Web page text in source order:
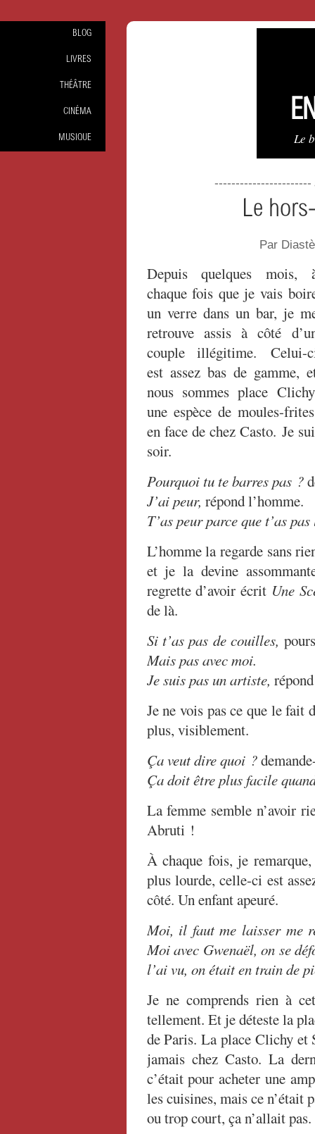
Le
-----------------------
Le
Par
Depuis quelques mois,
chaque fois que je vais
un verre dans un bar, je
retrouve assis à côté
couple illégitime. Celui-
est assez bas de gamme,
nous sommes place
une espèce de moules-
en face de chez Casto. Je
soir.
Pourquoi tu te barres pas ?
J’ai peur, répond l’homme.
T’as peur parce que t’as
L’homme la regarde sans
et je la devine
regrette d’avoir écrit Une
de là.
Si t’as pas de couilles,
Mais pas avec moi.
Je suis pas un artiste,
Je ne vois pas ce que le fait
plus, visiblement.
Ça veut dire quoi ?
Ça doit être plus facile
La femme semble n’avoir
Abruti !
À chaque fois, je
plus lourde, celle-ci est
côté. Un enfant apeuré.
Moi, il faut me laisser me
Moi avec Gwenaël, on se
l’ai vu, on était en train de
Je ne comprends rien à
tellement. Et je déteste la
de Paris. La place Clichy
jamais chez Casto. La
c’était pour acheter une
les cuisines, mais ce n’était
ou trop court, ça n’allait pas.
BLOG
LIVRES
THÉÂTRE
CINÉMA
MUSIQUE